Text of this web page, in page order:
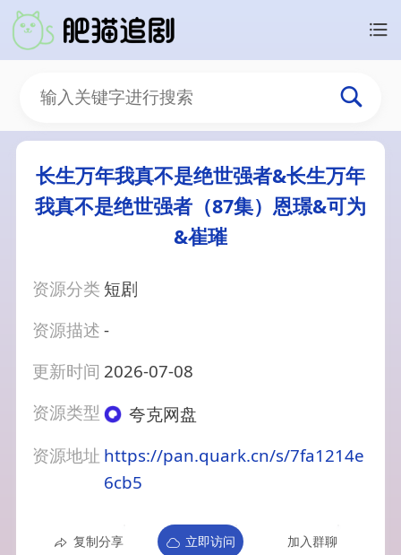
长生万年我真不是绝世强者&长生万年
我真不是绝世强者（87集）恩璟&可为
&崔璀
资源分类 短剧
资源描述-
更新时间 2026-07-08
资源类型
夸克网盘
资源地址 https://pan.quark.cn/s/7fa1214e
6cb5
复制分享 立即访问 加入群聊